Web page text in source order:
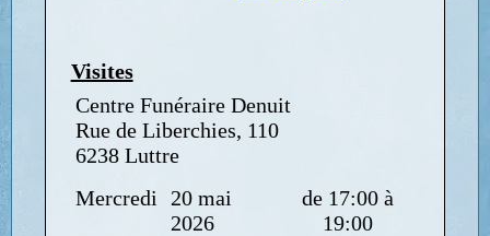
Visites
Centre Funéraire Denuit
Rue de Liberchies, 110
6238 Luttre
Mercredi
20 mai
2026
de 17:00 à
19:00